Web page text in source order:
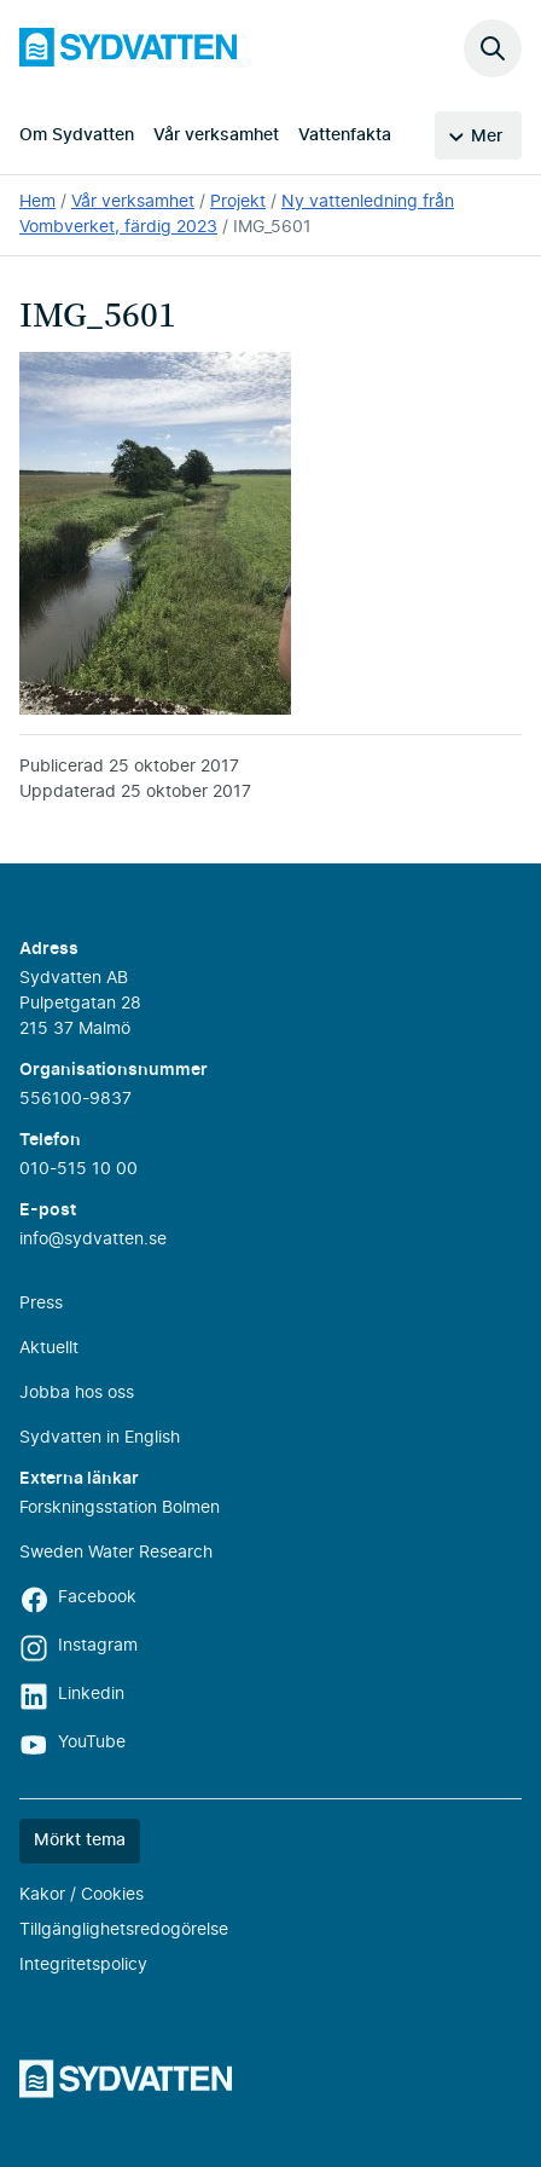
huvudinnehållet
Sydvatten
Om Sydvatten Vår verksamhet Vattenfakta Mer
Sök
Du
är
här:
Hem Vår verksamhet Projekt
Ny vattenledning från
Vombverket, färdig 2023
IMG_5601
IMG_5601
Publicerad 25 oktober 2017
Uppdaterad 25 oktober 2017
Adress
Sydvatten AB
Pulpetgatan 28
215 37 Malmö
Organisationsnummer
556100-9837
Telefon
010-515 10 00
E-post
info@sydvatten.se
Press
Aktuellt
Jobba hos oss
Sydvatten in English
Externa länkar
Forskningsstation Bolmen
Sweden Water Research
Facebook
Instagram
Linkedin
YouTube
Färgtemat
Mörkt tema
Kakor / Cookies
Tillgänglighetsredogörelse
Integritetspolicy